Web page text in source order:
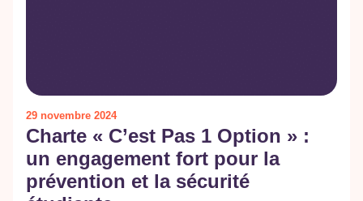
29 novembre 2024
Charte « C’est Pas 1 Option » :
un engagement fort pour la
prévention et la sécurité